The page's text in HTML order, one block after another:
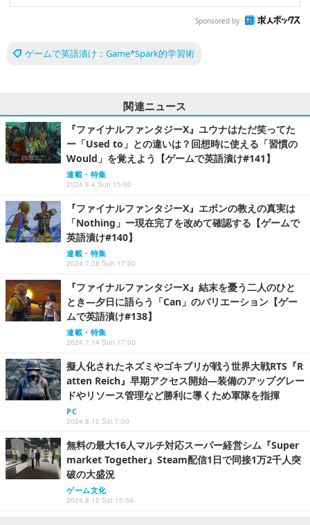
Sponsored by
ゲームで英語漬け：Game*Spark的学習術
関連ニュース
『ファイナルファンタジーX』ユウナはただ笑ってた
ー「Used to」との違いは？回想時に使える「習慣の
Would」を覚えよう【ゲームで英語漬け#141】
連載・特集
2024.8.4 Sun 15:00
『ファイナルファンタジーX』エボンの教えの真実は
「Nothing」ー現在完了を改めて確認する【ゲームで
英語漬け#140】
連載・特集
2024.7.28 Sun 17:00
『ファイナルファンタジーX』結末を憂う二人のひと
とき―夕日に語らう「Can」のバリエーション【ゲー
ムで英語漬け#138】
連載・特集
2024.7.14 Sun 17:00
擬人化されたネズミやゴキブリが戦う世界大戦RTS『R
atten Reich』早期アクセス開始―装備のアップグレー
ドやリソース管理など勝利に導くため軍隊を指揮
PC
2024.8.10 Sat 7:00
無料の最大16人マルチ対応スーパー経営シム『Super
market Together』Steam配信1日で同接1万2千人突
破の大盛況
ゲーム文化
2024.8.10 Sat 15:59